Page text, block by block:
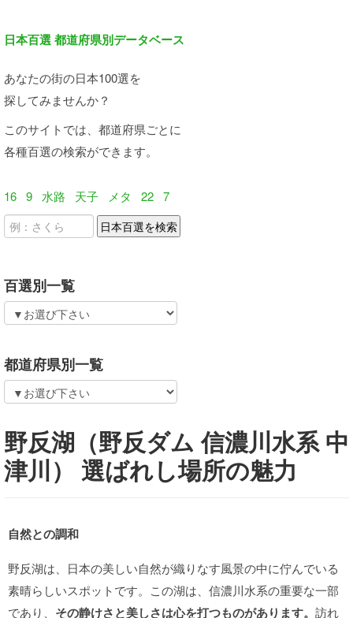
日本百選 都道府県別データベース
あなたの街の日本100選を
探してみませんか？
このサイトでは、都道府県ごとに
各種百選の検索ができます。
16 9 水路 天子 メタ 22 7
百選別一覧
都道府県別一覧
野反湖（野反ダム 信濃川水系 中
津川） 選ばれし場所の魅力
自然との調和
野反湖は、日本の美しい自然が織りなす風景の中に佇んでいる
素晴らしいスポットです。この湖は、信濃川水系の重要な一部
であり、 その静けさと美しさは心を打つものがあります。 訪れ